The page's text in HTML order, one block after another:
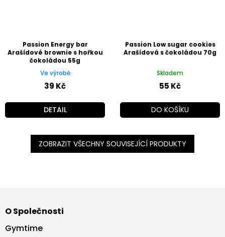
Passion Energy bar
Arašídové brownie s hořkou
čokoládou 55g
Ve výrobě
39 Kč
DETAIL
Passion Low sugar cookies
Arašídová s čokoládou 70g
Skladem
55 Kč
DO KOŠÍKU
ZOBRAZIT VŠECHNY SOUVISEJÍCÍ PRODUKTY
p
a
O Společnosti
Gymtime